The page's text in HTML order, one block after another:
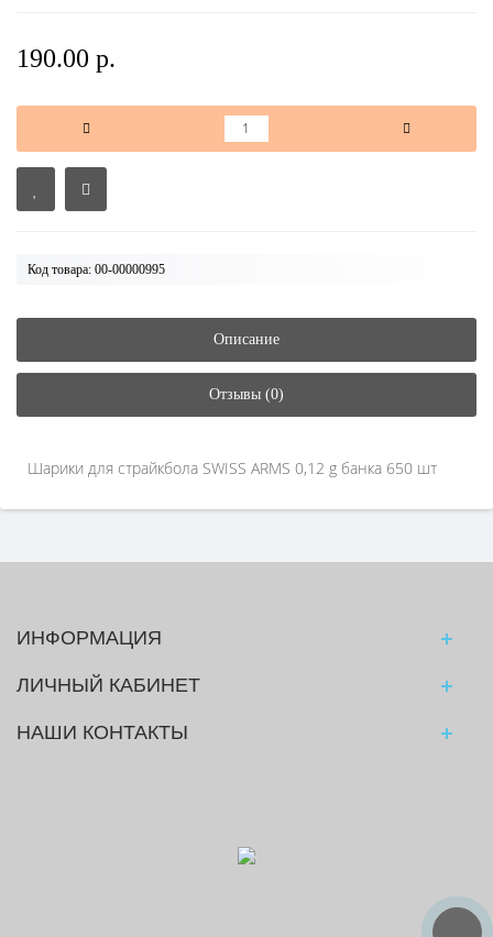
190.00 р.
Код товара: 00-00000995
Описание
Отзывы (0)
Шарики для страйкбола SWISS ARMS 0,12 g банка 650 шт
ИНФОРМАЦИЯ
ЛИЧНЫЙ КАБИНЕТ
НАШИ КОНТАКТЫ